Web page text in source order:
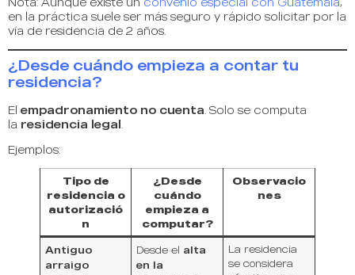
en la práctica suele ser más seguro y rápido solicitar por la
vía de residencia de 2 años.
¿Desde cuándo empieza a contar tu
residencia?
El empadronamiento no cuenta. Solo se computa
la residencia legal.
Ejemplos:
Tipo de
residencia o
autorizació
n
¿Desde
cuándo
empieza a
computar?
Observacio
nes
Antiguo
arraigo
Desde el alta
en la
La residencia
se considera